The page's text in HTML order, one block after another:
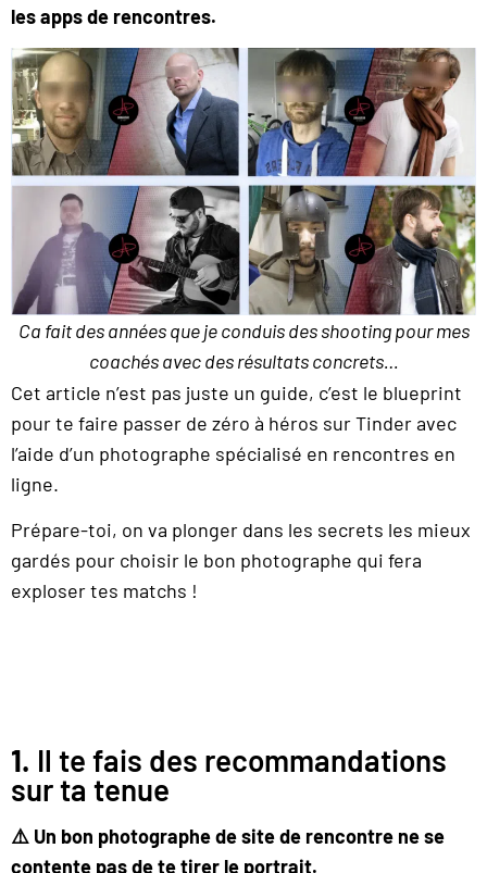
les apps de rencontres.
Ca fait des années que je conduis des shooting pour mes
coachés avec des résultats concrets…
Cet article n’est pas juste un guide, c’est le blueprint
pour te faire passer de zéro à héros sur Tinder avec
l’aide d’un photographe spécialisé en rencontres en
ligne.
Prépare-toi, on va plonger dans les secrets les mieux
gardés pour choisir le bon photographe qui fera
exploser tes matchs !
1. Il te fais des recommandations
sur ta tenue
⚠️ Un bon photographe de site de rencontre ne se
contente pas de te tirer le portrait.